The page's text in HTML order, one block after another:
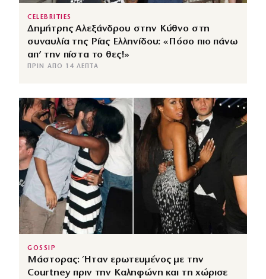
CELEBRITIES
Δημήτρης Αλεξάνδρου στην Κύθνο στη
συναυλία της Ρίας Ελληνίδου: «Πόσο πιο πάνω
απ’ την πίστα το θες!»
ΠΡΙΝ ΑΠΌ 14 ΛΕΠΤΆ
GOSSIP
Μάστορας: Ήταν ερωτευμένος με την
Courtney πριν την Καληφώνη και τη χώρισε